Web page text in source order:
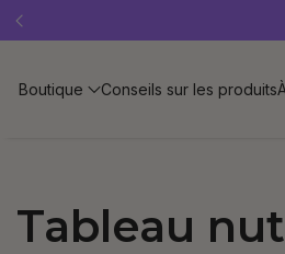
Boutique Conseils sur les produits
Tableau